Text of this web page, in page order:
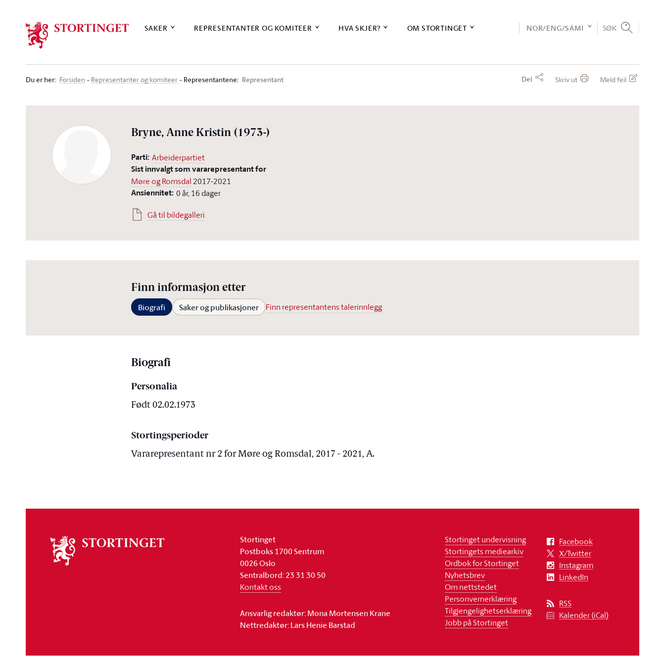
SAKER REPRESENTANTER OG KOMITEER HVA SKJER? OM STORTINGET NOR/ENG/SÁMI SØK
Du er her: Forsiden Representanter og komiteer Representantene: Representant Del Skriv ut Meld feil
Bryne, Anne Kristin (1973-)
Parti: Arbeiderpartiet
Sist innvalgt som vararepresentant for
Møre og Romsdal 2017-2021
Ansiennitet: 0 år, 16 dager
Gå til bildegalleri
Finn informasjon etter
Biografi Saker og publikasjoner Finn representantens talerinnlegg
Biografi
Personalia
Født 02.02.1973
Stortingsperioder
Vararepresentant nr 2 for Møre og Romsdal, 2017 - 2021, A.
stortinget
Stortinget
Postboks 1700 Sentrum
0026 Oslo
Sentralbord: 23 31 30 50
Kontakt oss
Ansvarlig redaktør: Mona Mortensen Krane
Nettredaktør: Lars Henie Barstad
Stortinget undervisning
Stortingets mediearkiv
Ordbok for Stortinget
Nyhetsbrev
Om nettstedet
Personvernerklæring
Tilgjengelighetserklæring
Jobb på Stortinget
Facebook
X/Twitter
Instagram
LinkedIn
RSS
Kalender (iCal)